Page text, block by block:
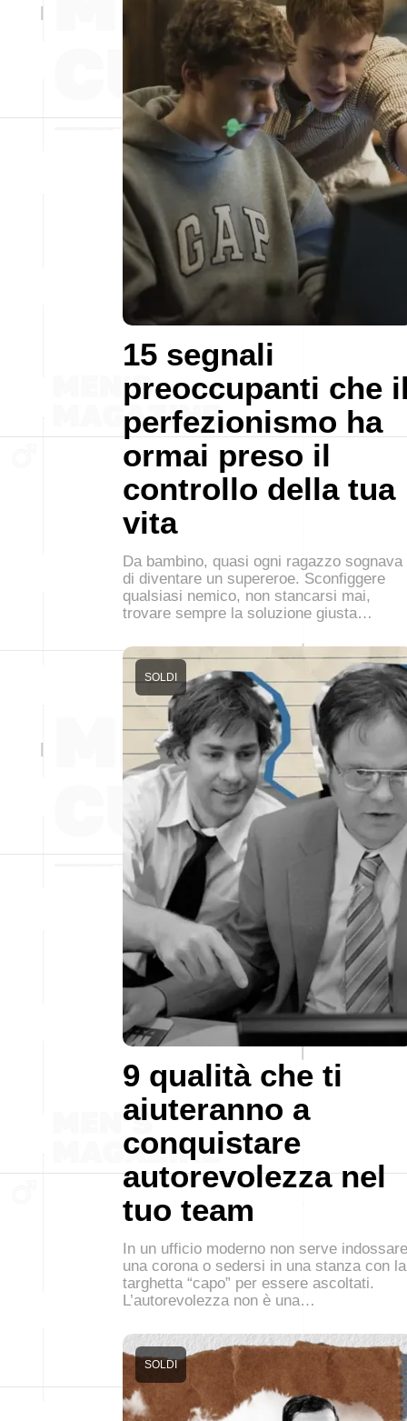
15 segnali
preoccupanti che
perfezionismo ha
ormai preso il
controllo della tua
vita
Da bambino, quasi ogni ragazzo sognava
di diventare un supereroe. Sconfiggere
qualsiasi nemico, non stancarsi mai,
trovare sempre la soluzione giusta…
9 qualità che ti
aiuteranno a
conquistare
autorevolezza nel
tuo team
SOLDI
In un ufficio moderno non serve indossare
una corona o sedersi in una stanza con la
targhetta “capo” per essere ascoltati.
L’autorevolezza non è una…
SOLDI